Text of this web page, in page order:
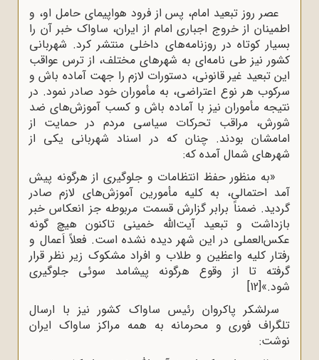
عصر روز تبعید امام، پس از فرود هواپیمای حامل او، و
اطمینان از خروج اجباری امام از ایران، ساواک خبر آن را
بسیار کوتاه در روزنامه‌های داخلی منتشر کرد. شهربانی
کشور نیز طی نامه‌ای به شهرهای مختلف، از ترس عواقب
این تبعید غیر قانونی، دستورات لازم را جهت آماده باش و
سرکوب هر نوع اعتراضی، به مأموران خود صادر نمود. در
نتیجه مأموران نیز با آماده باش و کسب آموزش‌های ضد
شورش، مراقب تحرکات سیاسی مردم در حمایت از
امامشان بودند. چنان که در اسناد شهربانی یکی از
شهرهای شمال آمده که:
«به منظور حفظ انتظامات و جلوگیری از هرگونه پیش
آمد احتمالی، به کلیه مأمورین آموزش‌های لازم صادر
گردید. ضمناً برابر گزارش قسمت مربوطه جز انعکاس خبر
بازداشت و تبعید آیت‌الله خمینی تاکنون هیچ گونه
عکس‌العملی در این شهر دیده نشده است. فعلاً اَعمال و
رفتار کلیه واعظین و طلاب و افراد مشکوک زیر نظر قرار
گرفته تا از وقوع هر‌گونه پیشامد سوئی جلوگیری
شود.»[12]
سرلشکر پاکروان رئیس ساواک کشور نیز با ارسال
تلگراف فوری و محرمانه به همه مراکز ساواک ایران
نوشت: